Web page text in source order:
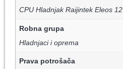
CPU Hladnjak Raijintek Eleos
Robna grupa
Hladnjaci i oprema
Prava potrošača